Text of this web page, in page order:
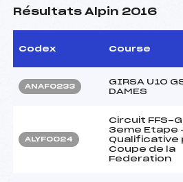
Résultats Alpin 2016
Codex Course
ANAF0233
GIRSA U10
DAMES
ALYF0024
Circuit FFS-
3eme Etape
Qualificative
Coupe de la
Federation